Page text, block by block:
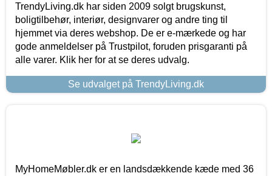
TrendyLiving.dk har siden 2009 solgt brugskunst,
boligtilbehør, interiør, designvarer og andre ting til
hjemmet via deres webshop. De er e-mærkede og har
gode anmeldelser på Trustpilot, foruden prisgaranti på
alle varer. Klik her for at se deres udvalg.
Se udvalget på TrendyLiving.dk
MyHomeMøbler.dk er en landsdækkende kæde med 36